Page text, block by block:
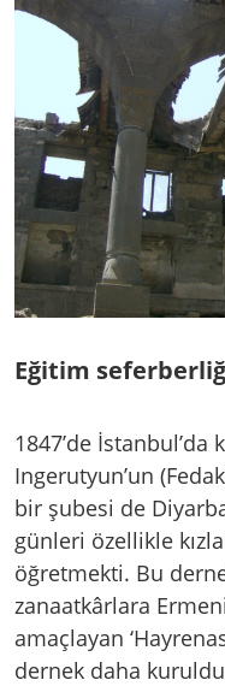
Eğitim
1847’de
Ingerutyun’un
bir şubesi de
günleri özellikle
öğretmekti. Bu
zanaatkârlara
amaçlayan
dernek daha